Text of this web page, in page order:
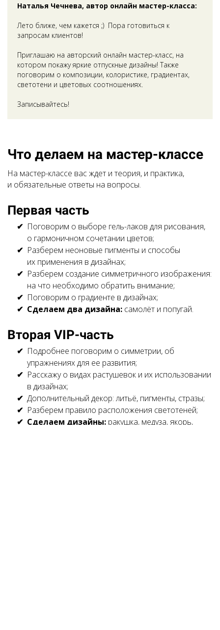
Наталья Чечнева, автор онлайн мастер-класса:
Лето ближе, чем кажется ;) Пора готовиться к
запросам клиентов!
Приглашаю на авторский онлайн мастер-класс, на
котором покажу яркие отпускные дизайны! Также
поговорим о композиции, колористике, градиентах,
светотени и цветовых соотношениях.
Записывайтесь!
Что делаем на мастер-классе
На мастер-классе вас ждет и теория, и практика,
и обязательные ответы на вопросы.
Первая часть
Поговорим о выборе гель-лаков для рисования,
о гармоничном сочетании цветов;
Разберем неоновые пигменты и способы
их применения в дизайнах;
Разберем создание симметричного изображения:
на что необходимо обратить внимание;
Поговорим о градиенте в дизайнах;
Сделаем два дизайна: самолёт и попугай.
Вторая VIP-часть
Подробнее поговорим о симметрии, об
упражнениях для ее развития;
Расскажу о видах растушевок и их использовании
в дизайнах;
Дополнительный декор: литьё, пигменты, стразы;
Разберем правило расположения светотеней;
Сделаем дизайны: ракушка, медуза, якорь,